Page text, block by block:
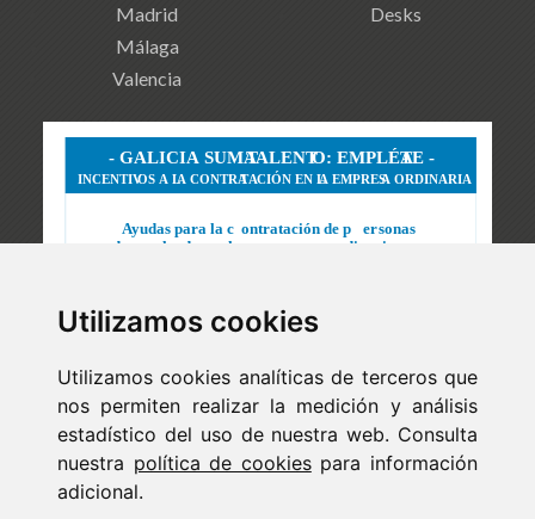
Utilizamos cookies
Utilizamos cookies analíticas de terceros que
nos permiten realizar la medición y análisis
estadístico del uso de nuestra web. Consulta
nuestra política de cookiespara información
adicional.
Madrid
Málaga
Valencia
Desks